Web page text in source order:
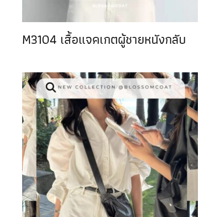
M3104 เสื้อแจคเกตผู้ชายหนังกลับ